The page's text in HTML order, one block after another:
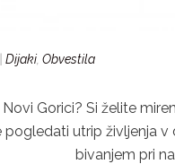
Dijaki, Obvestila
Gorici? Si želite
utrip življenja
bivanjem pri